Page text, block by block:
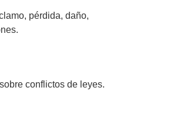
pérdida, daño,
conflictos de leyes.